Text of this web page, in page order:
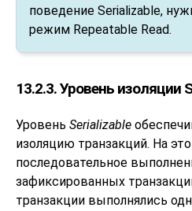
поведение Serializable,
режим Repeatable Read.
13.2.3. Уровень изоляции
Уровень Serializable
изоляцию транзакций. На
последовательное
зафиксированных
транзакции выполнялись